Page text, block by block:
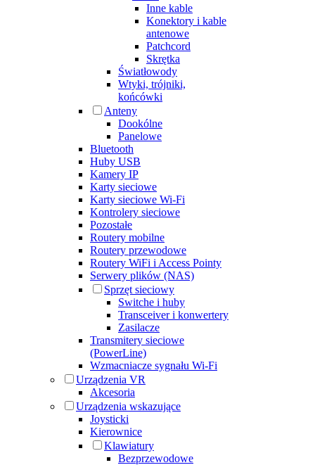
Inne kable
Konektory i kable
antenowe
Patchcord
Skrętka
Światłowody
Wtyki, trójniki,
końcówki
Anteny
Dookólne
Panelowe
Bluetooth
Huby USB
Kamery IP
Karty sieciowe
Karty sieciowe Wi-Fi
Kontrolery sieciowe
Pozostałe
Routery mobilne
Routery przewodowe
Routery WiFi i Access Pointy
Serwery plików (NAS)
Sprzęt sieciowy
Switche i huby
Transceiver i konwertery
Zasilacze
Transmitery sieciowe
(PowerLine)
Wzmacniacze sygnału Wi-Fi
Urządzenia VR
Akcesoria
Urządzenia wskazujące
Joysticki
Kierownice
Klawiatury
Bezprzewodowe